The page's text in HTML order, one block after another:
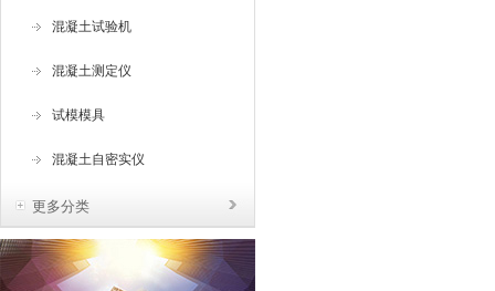
混凝土试验机
混凝土测定仪
试模模具
混凝土自密实仪
更多分类